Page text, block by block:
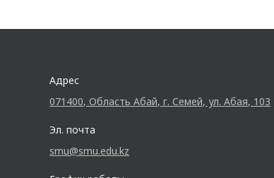
Адрес
071400, Область Абай, г. Семей, ул. Абая, 103
Эл. почта
smu@smu.edu.kz